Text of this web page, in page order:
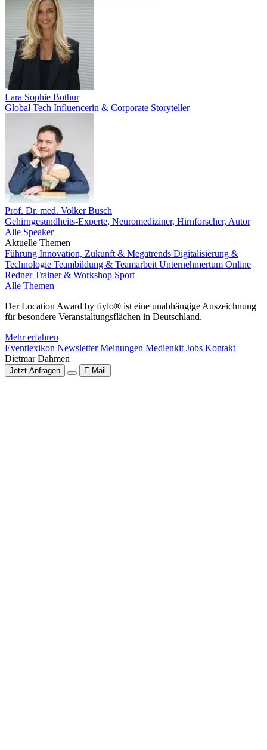
Lara Sophie Bothur
Global Tech Influencerin & Corporate Storyteller
Prof. Dr. med. Volker Busch
Gehirngesundheits-Experte, Neuromediziner, Hirnforscher, Autor
Alle Speaker
Aktuelle Themen
Führung Innovation, Zukunft & Megatrends Digitalisierung &
Technologie Teambildung & Teamarbeit Unternehmertum Online
RednerTrainer & Workshop Sport
Alle Themen
Der Location Award by fiylo® ist eine unabhängige Auszeichnung
für besondere Veranstaltungsflächen in Deutschland.
Mehr erfahren
Eventlexikon NewsletterMeinungen Medienkit Jobs Kontakt
Dietmar Dahmen
Jetzt Anfragen E-Mail